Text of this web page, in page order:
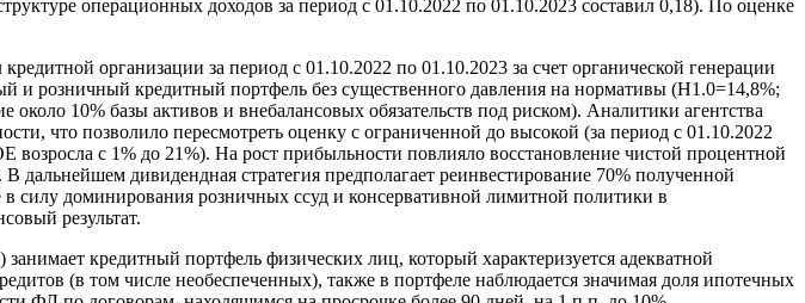
операционных доходов за период с 01.10.2022 по 01.10.2023 составил 0,18). По оценке
организации за период с 01.10.2022 по 01.10.2023 за счет органической генерации
и розничный кредитный портфель без существенного давления на нормативы (Н1.0=14,8%;
10% базы активов и внебалансовых обязательств под риском). Аналитики агентства
что позволило пересмотреть оценку с ограниченной до высокой (за период с 01.10.2022
возросла с 1% до 21%). На рост прибыльности повлияло восстановление чистой процентной
дальнейшем дивидендная стратегия предполагает реинвестирование 70% полученной
силу доминирования розничных ссуд и консервативной лимитной политики в
результат.
кредитный портфель физических лиц, который характеризуется адекватной
(в том числе необеспеченных), также в портфеле наблюдается значимая доля ипотечных